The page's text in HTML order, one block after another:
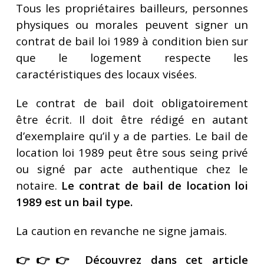
Tous les propriétaires bailleurs, personnes
physiques ou morales peuvent signer un
contrat de bail loi 1989 à condition bien sur
que le logement respecte les
caractéristiques des locaux visées.
Le contrat de bail doit obligatoirement
être écrit. Il doit être rédigé en autant
d’exemplaire qu’il y a de parties. Le bail de
location loi 1989 peut être sous seing privé
ou signé par acte authentique chez le
notaire. Le contrat de bail de location loi
1989 est un bail type.
La caution en revanche ne signe jamais.
👉👉👉 Découvrez dans cet article